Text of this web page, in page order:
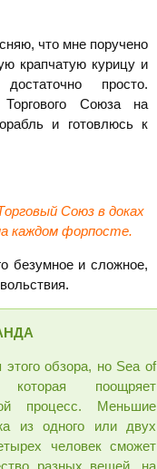
что мне поручено
крапчатую курицу и
просто.
Торгового Союза на
и готовлюсь к
Союз в доках
каждом форпосте.
безумное и сложное,
обзора, но Sea of
поощряет
процесс. Меньшие
из одного или двух
человек сможет
разных вещей, на